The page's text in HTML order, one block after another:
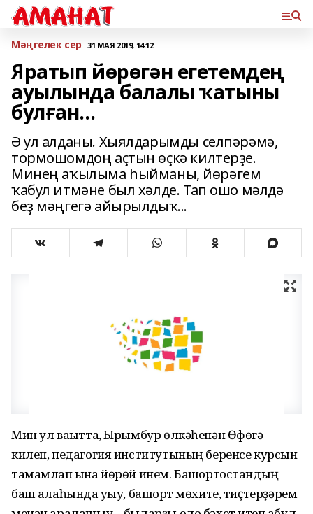
Мәңгелек сер 31 МАЯ 2019, 14:12
Яратып йөрөгән егетемдең
ауылында балалы ҡатыны
булған…
Ә ул алданы. Хыялдарымды селпәрәмә,
тормошомдоң аҫтын өҫкә килтерҙе.
Минең аҡылыма һыйманы, йөрәгем
ҡабул итмәне был хәлде. Тап ошо мәлдә
беҙ мәңгегә айырылдыҡ...
Мин ул ваҡытта, Ырымбур өлкәһенән Өфөгә
килеп, педагогия институтының беренсе курсын
тамамлап ҡына йөрөй инем. Башҡортостандың
баш ҡалаһында уҡыу, башҡорт мөхите, тиҫтерҙәрем